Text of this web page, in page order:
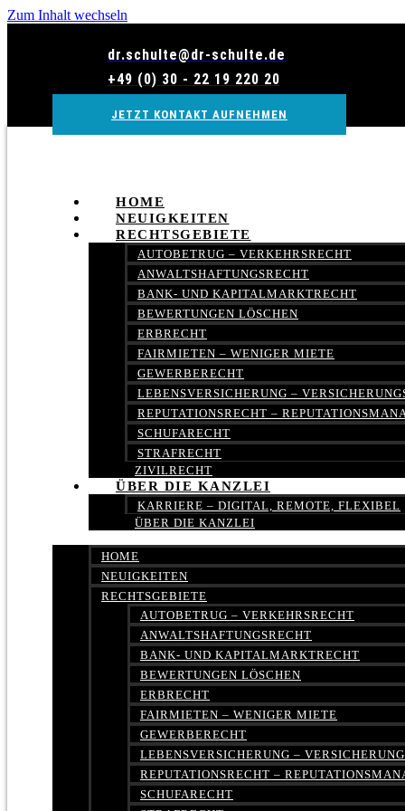
Zum Inhalt wechseln
dr.schulte@dr-schulte.de
+49 (0) 30 - 22 19 220 20
JETZT KONTAKT AUFNEHMEN
HOME
NEUIGKEITEN
RECHTSGEBIETE
AUTOBETRUG – VERKEHRSRECHT
ANWALTSHAFTUNGSRECHT
BANK- UND KAPITALMARKTRECHT
BEWERTUNGEN LÖSCHEN
ERBRECHT
FAIRMIETEN – WENIGER MIETE
GEWERBERECHT
LEBENSVERSICHERUNG –
REPUTATIONSRECHT –
SCHUFARECHT
STRAFRECHT
ZIVILRECHT
ÜBER DIE KANZLEI
KARRIERE – DIGITAL, REMOTE, FLEXIBEL
ÜBER DIE KANZLEI
HOME
NEUIGKEITEN
RECHTSGEBIETE
AUTOBETRUG – VERKEHRSRECHT
ANWALTSHAFTUNGSRECHT
BANK- UND KAPITALMARKTRECHT
BEWERTUNGEN LÖSCHEN
ERBRECHT
FAIRMIETEN – WENIGER MIETE
GEWERBERECHT
LEBENSVERSICHERUNG –
REPUTATIONSRECHT –
SCHUFARECHT